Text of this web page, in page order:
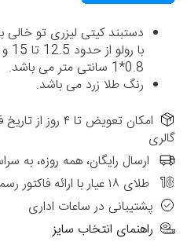
دستبند کیتی لیزری تو خالی
0.8*1 سانتی متر می باشد.
رنگ طلا زرد می باشد.
امکان تعویض تا
گالری
ارسال رایگان، همه روزه، به
طلای ۱۸ عیار با ارائه فاکتور رسمی
پشتیبانی در ساعات اداری
راهنمای انتخاب سایز